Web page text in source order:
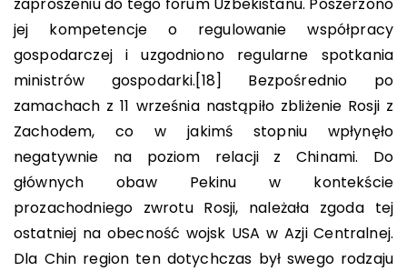
zaproszeniu do tego forum Uzbekistanu. Poszerzono
jej kompetencje o regulowanie współpracy
gospodarczej i uzgodniono regularne spotkania
ministrów gospodarki.[18]
Bezpośrednio po
zamachach z 11 września nastąpiło zbliżenie Rosji z
Zachodem, co w jakimś stopniu wpłynęło
negatywnie na poziom relacji z Chinami. Do
głównych obaw Pekinu w kontekście
prozachodniego zwrotu Rosji, należała zgoda tej
ostatniej na obecność wojsk USA w Azji Centralnej.
Dla Chin region ten dotychczas był swego rodzaju